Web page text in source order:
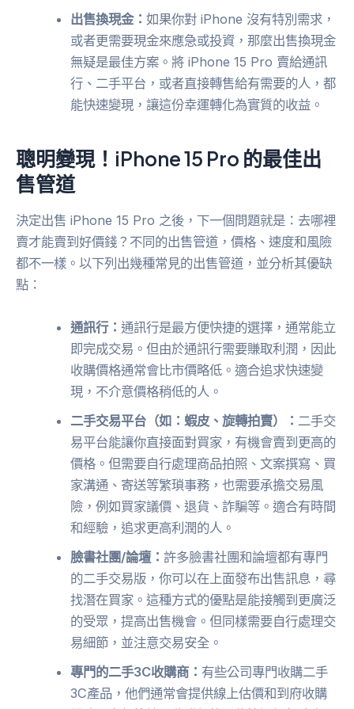
出售換現金：如果你對 iPhone 沒有特別需求，
或者更需要現金來應急或投資，那麼出售換現金
無疑是最佳方案。將 iPhone 15 Pro 賣給通訊
行、二手平台，或者直接轉售給有需要的人，都
能快速變現，讓這份幸運轉化為實質的收益。
聰明變現！iPhone 15 Pro 的最佳出
售管道
決定出售 iPhone 15 Pro 之後，下一個問題就是：去哪裡
賣才能賣到好價錢？不同的出售管道，價格、速度和風險
都不一樣。以下列出幾種常見的出售管道，並分析其優缺
點：
通訊行：通訊行是最方便快捷的選擇，通常能立
即完成交易。但由於通訊行需要賺取利潤，因此
收購價格通常會比市價略低。適合追求快速變
現，不介意價格稍低的人。
二手交易平台（如：蝦皮、旋轉拍賣）： 二手交
易平台能讓你直接面對買家，有機會賣到更高的
價格。但需要自行處理商品拍照、文案撰寫、買
家溝通、寄送等繁瑣事務，也需要承擔交易風
險，例如買家議價、退貨、詐騙等。適合有時間
和經驗，追求更高利潤的人。
臉書社團/論壇：許多臉書社團和論壇都有專門
的二手交易版，你可以在上面發布出售訊息，尋
找潛在買家。這種方式的優點是能接觸到更廣泛
的受眾，提高出售機會。但同樣需要自行處理交
易細節，並注意交易安全。
專門的二手3C收購商： 有些公司專門收購二手
3C產品，他們通常會提供線上估價和到府收購